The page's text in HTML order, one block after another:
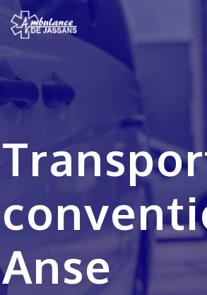
Transport
Anse
Panneau de gestion des cookies